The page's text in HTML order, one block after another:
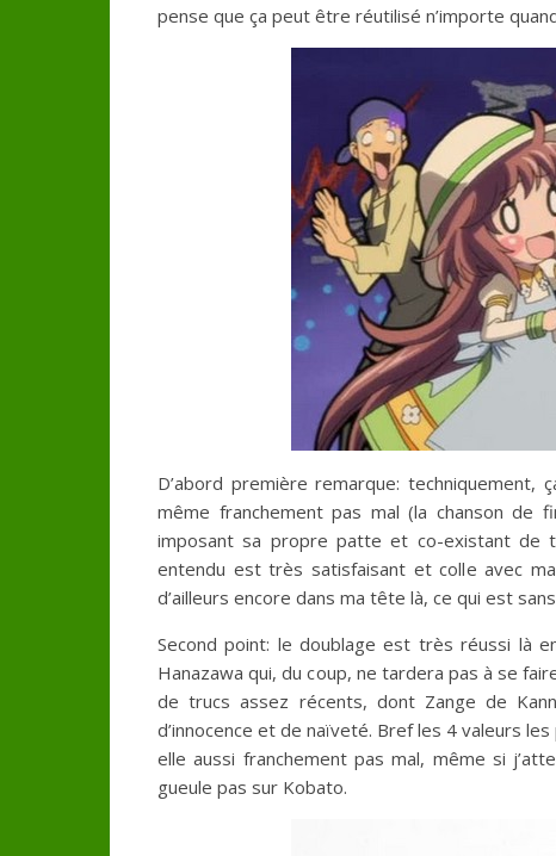
pense que ça peut être réutilisé n’importe
D’abord première remarque: techniquement,
même franchement pas mal (la chanson de
imposant sa propre patte et co-existant de
entendu est très satisfaisant et colle avec
d’ailleurs encore dans ma tête là, ce qui est
Second point: le doublage est très réussi là
Hanazawa qui, du coup, ne tardera pas à se
de trucs assez récents, dont Zange de
d’innocence et de naïveté. Bref les 4 valeurs
elle aussi franchement pas mal, même si
gueule pas sur Kobato.